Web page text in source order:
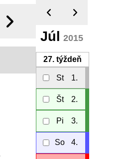
Júl 2015
27.týždeň
St 1.
Št 2.
Pi 3.
So 4.